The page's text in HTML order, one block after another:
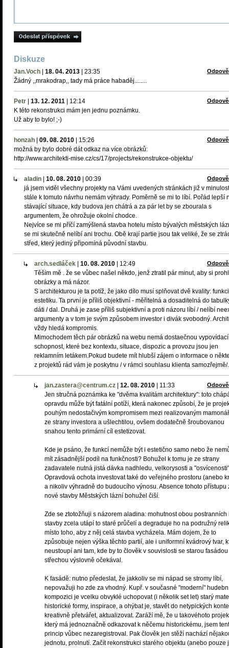
Diskuze
Jan.Voch 18. 04. 2013 23:35
Žádný ,,mrakodrap,, tady má práce habaděj........
Petr 13. 12. 2011 12:14
K této rekonstrukci mám jen jednu poznámku.
Už aby to bylo! ;-)
honzah 09. 08. 2010 15:26
možná by bylo dobré dát odkaz na více obrázků:
http://www.architekti-mise.cz/cs/17/projects/rekonstrukce-objektu/
aladin 10. 08. 2010 00:39
já jsem viděl všechny projekty na Vámi uvedených stránkách již v
stále k tomuto návrhu nemám výhrady. Poměrně se mi to líbí. Pořád lepší
stávající situace, kdy budova jen chátrá a za pár let by se zbourala s
argumentem, že ohrožuje okolní chodce.
Nejvíce se mi příčí zamýšlená stavba hotelu místo bývalých městských
se mi skutečně nelíbí ani trochu. Obě krají partie jsou tak veliké, že se
střed, který jediný připomíná původní stavbu.
arch.sedláček 10. 08. 2010 12:49
Těším mě . že se vůbec našel někdo, jenž ztratil pár minut, aby si
obrázky a má názor.
S architekturou je ta potíž, že jako dílo musí splňovat dvě kvality:
estetiku. Ta první je příliš objektivní - měřitelná a dosaditelná do
dáti / dal. Druhá je zase příliš subjektivní a proti názoru líbí / nelíbí
argumenty a v tom je svým způsobem investor i divák svobodný.
vždy hledá kompromis.
Mimochodem těch pár obrázků na webu nemá dostaečnou vypovídací
schopnost, které bez kontextu, situace, dispozic a provozu jsou jen
reklamním letákem.Pokud budete mít hlubší zájem o informace o
z projektů rád vám je poskytnu / v rámci souhlasu klienta samozřejmě/.
jan.zastera@centrum.cz 12. 08. 2010 11:33
Jen stručná poznámka ke "dvěma kvalitám architektury": toto
opravdu může být fatální potíží, která nakonec způsobí, že je
pouhým nedostačivým kompromisem mezi realizovaným
ze strany investora a ušlechtilou, ovšem dodatečně šroubovanou
snahou tento primární cíl estetizovat.
Kde je psáno, že funkcí nemůže být i estetično samo nebo že
mít zásadnější podíl na funkčnosti? Bohužel k tomu je ze strany
zadavatele nutná jistá dávka nadhledu, velkorysosti a
Opravdová ochota investovat také do veřejného prostoru (anebo
a nikoliv výhradně do budoucího výnosu. Absence tohoto přístupu
nové stavby Městských lázní bohužel čiší.
Zde se ztotožňuji s názorem aladina: mohutnost obou postranních
stavby zcela utápí to staré průčelí a degraduje ho na podružný
místo toho, aby z něj celá stavba vycházela. Mám dojem, že to
způsobuje nejen výška těchto partií, ale i uniformní kvádrový tvar,
neustoupí ani tam, kde by to člověk v souvislosti se starou fasádou
střechou výslovně očekával.
K fasádě: nutno předeslat, že jakkoliv se mi nápad se stromy líbí,
nepovažuji ho zde za vhodný. Kupř. v současné "moderní"
kompozici je vcelku obvyklé uchopovat (i několik set let) starý
historické formy, inspirace, a ohýbat je, stavět do netypických
kreativně přetvářet, aktualizovat. Zaráží mě, že u takovéhoto
který má jednoznačně odkazovat k něčemu historickému, jsem
princip vůbec nezaregistroval. Pak člověk jen stěží nachází
jednotu, prolnutí. Začít rekonstrukci starého objektu (anebo pouze